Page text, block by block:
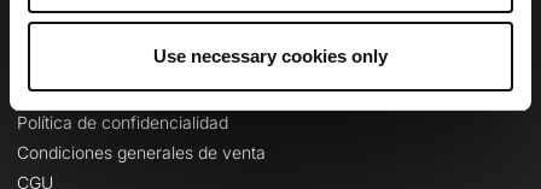
Use necessary cookies only
Iniciar sesión
Información legal
Política de confidencialidad
Condiciones generales de venta
CGU